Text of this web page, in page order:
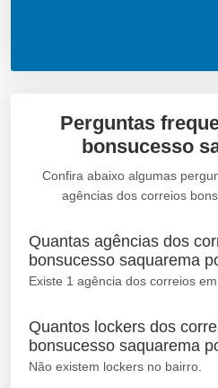
Perguntas
bonsucesso
Confira abaixo algumas
agências dos correios
Quantas agências dos
bonsucesso saquarema
Existe 1 agência dos correios
Quantos lockers dos
bonsucesso saquarema
Não existem lockers no bairro.